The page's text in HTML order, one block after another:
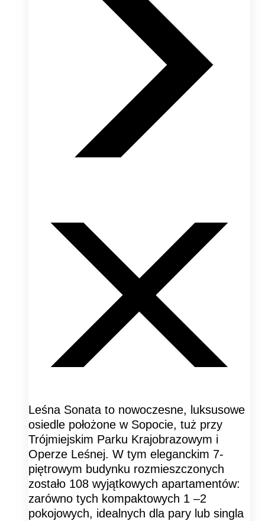
Leśna Sonata to nowoczesne, luksusowe
osiedle położone w Sopocie, tuż przy
Trójmiejskim Parku Krajobrazowym i
Operze Leśnej. W tym eleganckim 7-
piętrowym budynku rozmieszczonych
zostało 108 wyjątkowych apartamentów:
zarówno tych kompaktowych 1 –2
pokojowych, idealnych dla pary lub singla